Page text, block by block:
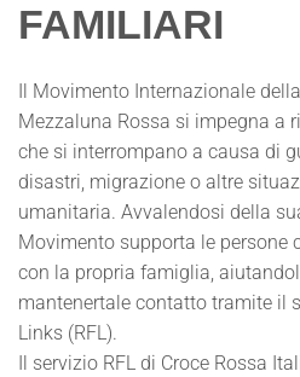
FAMILIARI
Il Movimento Internazionale
Mezzaluna Rossa si impegna a
che si interrompano a causa di
disastri, migrazione o altre
umanitaria. Avvalendosi della
Movimento supporta le persone
con la propria famiglia,
mantenertale contatto tramite il
Links (RFL).
Il servizio RFL di Croce Rossa